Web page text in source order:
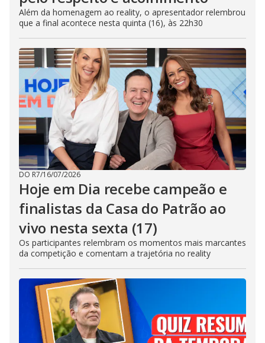
Além da homenagem ao reality, o apresentador relembrou
que a final acontece nesta quinta (16), às 22h30
DO R7/16/07/2026
Hoje em Dia recebe campeão e
finalistas da Casa do Patrão ao
vivo nesta sexta (17)
Os participantes relembram os momentos mais marcantes
da competição e comentam a trajetória no reality